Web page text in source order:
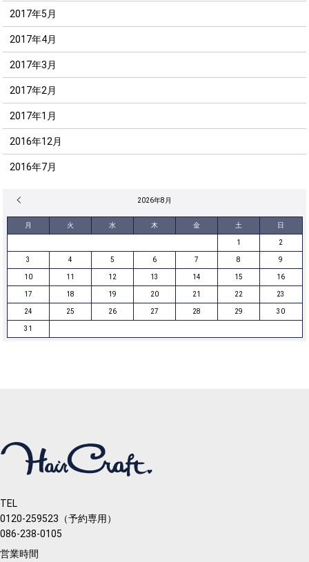
2017年5月
2017年4月
2017年3月
2017年2月
2017年1月
2016年12月
2016年7月
2026年8月
月 火 水 木 金 土 日
1 2
3 4 5 6 7 8 9
10 11 12 13 14 15 16
17 18 19 20 21 22 23
24 25 26 27 28 29 30
31
TEL
0120-259523（予約専用）
086-238-0105
営業時間